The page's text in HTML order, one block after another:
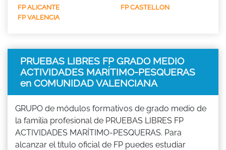
FP ALICANTE
FP CASTELLON
FP VALENCIA
PRUEBAS LIBRES FP GRADO MEDIO
ACTIVIDADES MARÍTIMO-PESQUERAS
en COMUNIDAD VALENCIANA
GRUPO de módulos formativos de grado medio de
la familia profesional de PRUEBAS LIBRES FP
ACTIVIDADES MARÍTIMO-PESQUERAS. Para
alcanzar el título oficial de FP puedes estudiar